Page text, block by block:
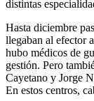
distintas
Hasta diciembre
llegaban al efector
hubo médicos de
gestión. Pero
Cayetano y Jorge
En estos centros,